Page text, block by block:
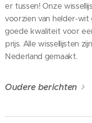
er tussen! Onze
voorzien van helder-wit
goede kwaliteit voor
prijs. Alle wissellijsten
Nederland gemaakt.
Oudere berichten